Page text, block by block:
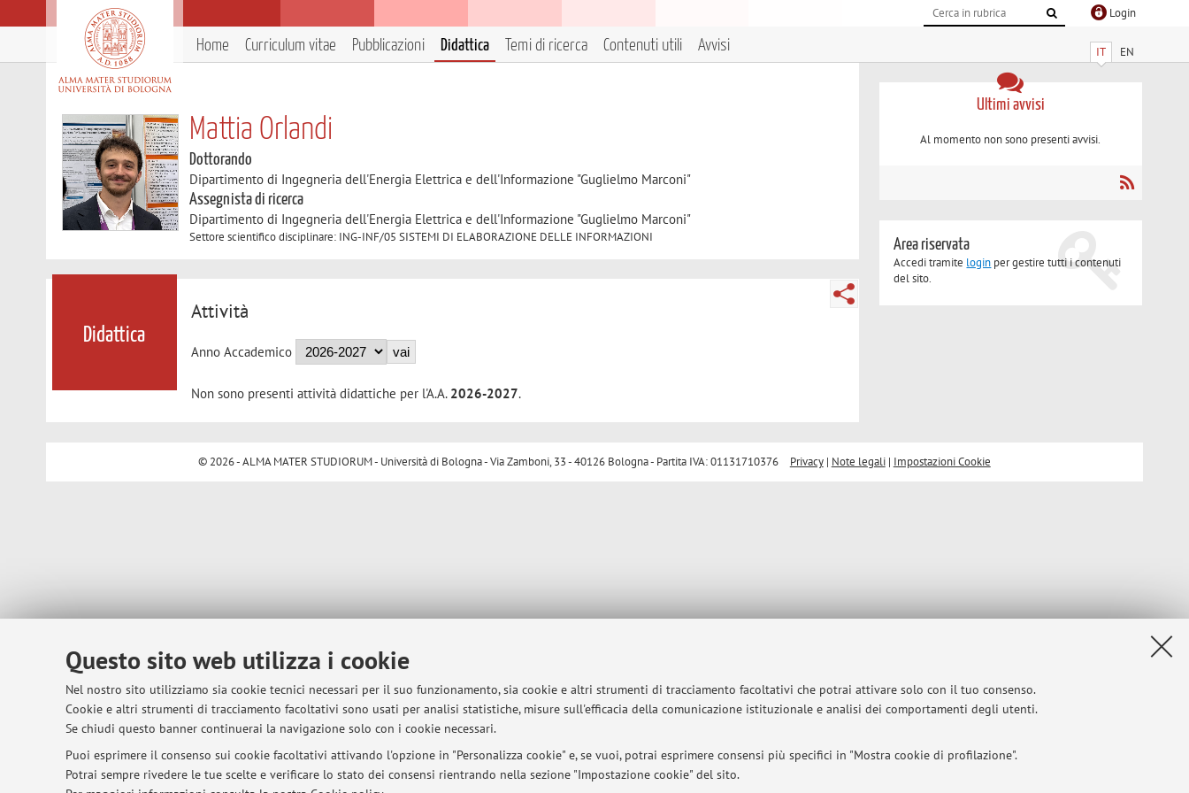
Questo sito web utilizza i cookie
Nel nostro sito utilizziamo sia cookie tecnici necessari per il suo funzionamento, sia cookie e altri strumenti di tracciamento facoltativi che potrai attivare solo con il tuo consenso.
Cookie e altri strumenti di tracciamento facoltativi sono usati per analisi statistiche, misure sull'efficacia della comunicazione istituzionale e analisi dei comportamenti degli utenti.
Se chiudi questo banner continuerai la navigazione solo con i cookie necessari.
Puoi esprimere il consenso sui cookie facoltativi attivando l'opzione in "Personalizza cookie" e, se vuoi, potrai esprimere consensi più specifici in "Mostra cookie di profilazione".
Potrai sempre rivedere le tue scelte e verificare lo stato dei consensi rientrando nella sezione "Impostazione cookie" del sito.
Login
IT EN
Home Curriculum vitae Pubblicazioni Didattica Temi di ricerca Contenuti utili Avvisi
Mattia Orlandi
Dottorando
Dipartimento di Ingegneria dell'Energia Elettrica e dell'Informazione "Guglielmo Marconi"
Assegnista di ricerca
Dipartimento di Ingegneria dell'Energia Elettrica e dell'Informazione "Guglielmo Marconi"
Settore scientifico disciplinare: ING-INF/05 SISTEMI DI ELABORAZIONE DELLE INFORMAZIONI
Didattica
Attività
Anno Accademico
Non sono presenti attività didattiche per l'A.A. 2026-2027.
Ultimi avvisi
Al momento non sono presenti avvisi.
Area riservata
Accedi tramite login per gestire tutti i contenuti
del sito.
© 2026 - ALMA MATER STUDIORUM - Università di Bologna - Via Zamboni, 33 - 40126 Bologna - Partita IVA: 01131710376 Privacy| Note legali| Impostazioni Cookie